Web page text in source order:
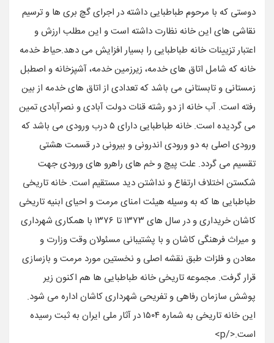
دوستی که با مرحوم طباطبایی داشته در اجرای گچ بری ها و ترسیم
نقاشی های این خانه نظارت داشته است و این مطلب ارزش و
اعتبار تزیینات خانه طباطبایی را بسیار افزایش می دهد.حیاط خدمه
خانه که شامل اتاق های خدمه، زیرزمین خدمه، آشپزخانه و اصطبل
زمستانی و تابستانی می باشد که تعدادی از اتاق های خدمه از بین
رفته است. آب خانه از دو رشته قنات دولت آبادی و نصرآبادی تمین
می گردیده است. خانه طباطبایی دارای ۵ درب ورودی می باشد که
ورودی اصلی به دو ورودی اندرونی و بیرونی در قسمت هشتی
تقسیم می گردد. علت پیچ و خم های راهرو های ورودی جهت
شکستن اختلاف ارتفاع و نداشتن دید مستقیم است. خانه تاریخی
طباطبایی ها که به وسیله هیئت امنای مرمت و احیای ابنیه تاریخی
کاشان خریداری و در سال های ۱۳۷۳ تا ۱۳۷۶ با همکاری شهرداری
و میراث فرهنگی کاشان و با پشتیبانی مسئولان وقت وزارت و
معادن و فلزات طبق نقشه اصلی و نخستین مورد مرمت و بازسازی
قرار گرفت. مجموعه تاریخی خانه طباطبایی ها هم اکنون زیر
پوشش سازمان رفاهی و تفریحی شهرداری کاشان اداره می شود.
این خانه تاریخی به شماره ۱۵۰۴ در آثار ملی ایران به ثبت رسیده
است.</p>